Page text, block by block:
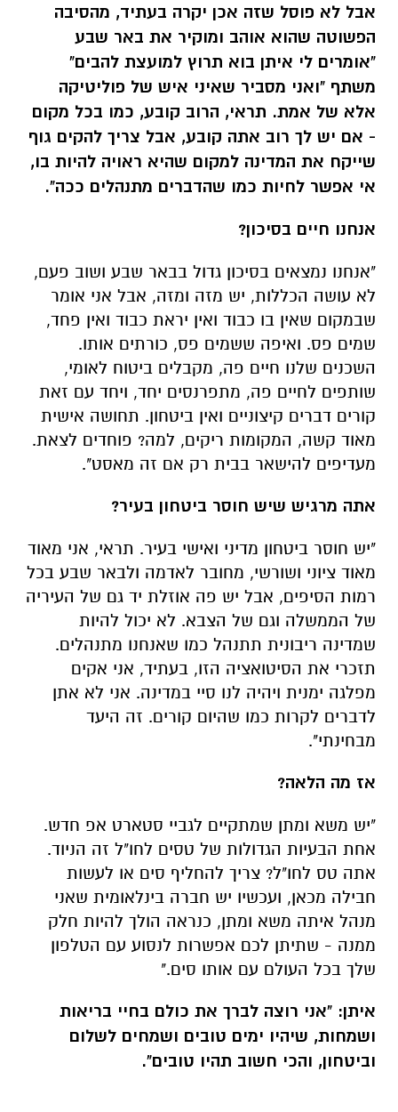
אבל לא פוסל שזה אכן יקרה בעתיד, מהסיבה
הפשוטה שהוא אוהב ומוקיר את באר שבע
"אומרים לי איתן בוא תרוץ למועצת להבים"
משתף "ואני מסביר שאיני איש של פוליטיקה
אלא של אמת. תראי, הרוב קובע, כמו בכל מקום
- אם יש לך רוב אתה קובע, אבל צריך להקים גוף
שייקח את המדינה למקום שהיא ראויה להיות בו,
אי אפשר לחיות כמו שהדברים מתנהלים ככה".
אנחנו חיים בסיכון?
"אנחנו נמצאים בסיכון גדול בבאר שבע ושוב פעם,
לא עושה הכללות, יש מזה ומזה, אבל אני אומר
שבמקום שאין בו כבוד ואין יראת כבוד ואין פחד,
שמים פס. ואיפה ששמים פס, כורתים אותו.
השכנים שלנו חיים פה, מקבלים ביטוח לאומי,
שותפים לחיים פה, מתפרנסים יחד, ויחד עם זאת
קורים דברים קיצוניים ואין ביטחון. תחושה אישית
מאוד קשה, המקומות ריקים, למה? פוחדים לצאת.
מעדיפים להישאר בבית רק אם זה מאסט".
אתה מרגיש שיש חוסר ביטחון בעיר?
"יש חוסר ביטחון מדיני ואישי בעיר. תראי, אני מאוד
מאוד ציוני ושורשי, מחובר לאדמה ולבאר שבע בכל
רמות הסיפים, אבל יש פה אוזלת יד גם של העיריה
של הממשלה וגם של הצבא. לא יכול להיות
שמדינה ריבונית תתנהל כמו שאנחנו מתנהלים.
תזכרי את הסיטואציה הזו, בעתיד, אני אקים
מפלגה ימנית ויהיה לנו סיי במדינה. אני לא אתן
לדברים לקרות כמו שהיום קורים. זה היעד
מבחינתי".
אז מה הלאה?
"יש משא ומתן שמתקיים לגביי סטארט אפ חדש.
אחת הבעיות הגדולות של טסים לחו"ל זה הניוד.
אתה טס לחו"ל? צריך להחליף סים או לעשות
חבילה מכאן, ועכשיו יש חברה בינלאומית שאני
מנהל איתה משא ומתן, כנראה הולך להיות חלק
ממנה - שתיתן לכם אפשרות לנסוע עם הטלפון
שלך בכל העולם עם אותו סים."
איתן: "אני רוצה לברך את כולם בחיי בריאות
ושמחות, שיהיו ימים טובים ושמחים לשלום
וביטחון, והכי חשוב תהיו טובים".